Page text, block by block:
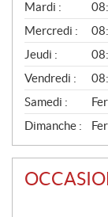
N
É
R
A
L
Mardi :
Mercredi :
Jeudi :
Vendredi :
Samedi :
Dimanche :